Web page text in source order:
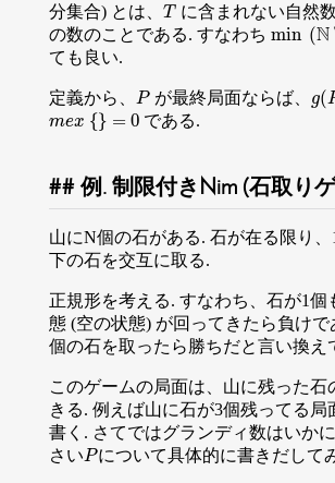
分集合) とは、 T
T に含まれない自然
の数のことである. すなわち min (N
min ( N∖
ても良い.
定義から、 P
P が最終局面ならば、 g(
g(P
mex {} = 0
mex {} = 0 である.
例. 制限付きNim (石取り
山にN個の石がある. 石が在る限り、
下の石を交互に取る.
正規形を考える. すなわち、石が1個
態 (空の状態) が回ってきたら負けで
個の石を取ったら勝ちだと言い換え
このゲームの局面は、山に残った石
きる. 例えば山に石が3個残ってる局
書く. さてではグランディ数はいか
さいP
P について具体的に書きだして